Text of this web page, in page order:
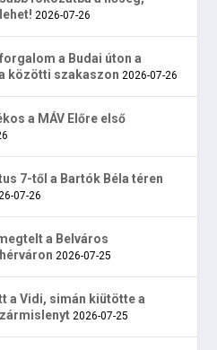
2026-07-26
a Budai úton a
közötti szakaszon 2026-07-26
a MÁV Előre első
7-től a Bartók Béla téren
07-26
a Belváros
2026-07-25
a Vidi, simán kiütötte a
2026-07-25